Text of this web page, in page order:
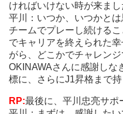
ければいけない時が来まし
平川：いつか、いつかと
チームでプレーし続ける
でキャリアを終えられた
がら、どこかでチャレン
OKINAWAさんに感謝しな
標に、さらにJ1昇格まで
RP:最後に、平川忠亮サポ